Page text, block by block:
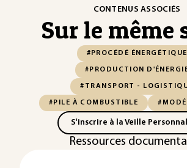
CONTENUS ASSOCIÉS
Sur le même
#PROCÉDÉ ÉNERGÉTIQUE
#PRODUCTION
#TRANSPORT -
#PILE À COMBUSTIBLE
S'inscrire à la Veille
Ressources